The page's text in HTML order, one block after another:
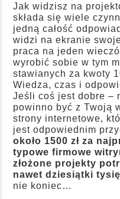
Jak widzisz na
składa się wiele
jedną całość
widzi na ekranie
praca na jeden
wyrobić sobie w tym
stawianych za kwoty
Wiedza, czas i
Jeśli coś jest dobre –
powinno być z Twoją
strony internetowe,
jest odpowiednim
około 1500 zł za
typowe firmowe
złożone projekty
nawet dziesiątki
nie koniec…